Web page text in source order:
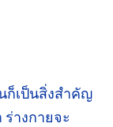
ก็เป็นสิ่งสำคัญ
างกายจะ